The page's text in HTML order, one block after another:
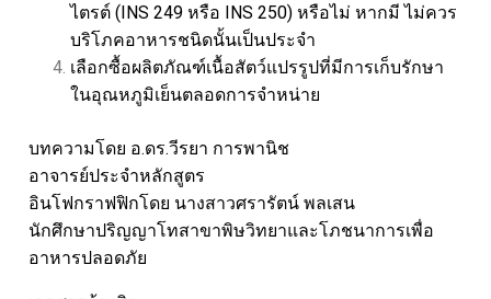
ไตรต์ (INS 249 หรือ INS 250) หรือไม่ หากมี ไม่ควร
บริโภคอาหารชนิดนั้นเป็นประจำ
เลือกซื้อผลิตภัณฑ์เนื้อสัตว์แปรรูปที่มีการเก็บรักษา
ในอุณหภูมิเย็นตลอดการจำหน่าย
บทความโดย อ.ดร.วีรยา การพานิช
อาจารย์ประจำหลักสูตร
อินโฟกราฟฟิกโดย นางสาวศรารัตน์ พลเสน
นักศึกษาปริญญาโทสาขาพิษวิทยาและโภชนาการเพื่อ
อาหารปลอดภัย